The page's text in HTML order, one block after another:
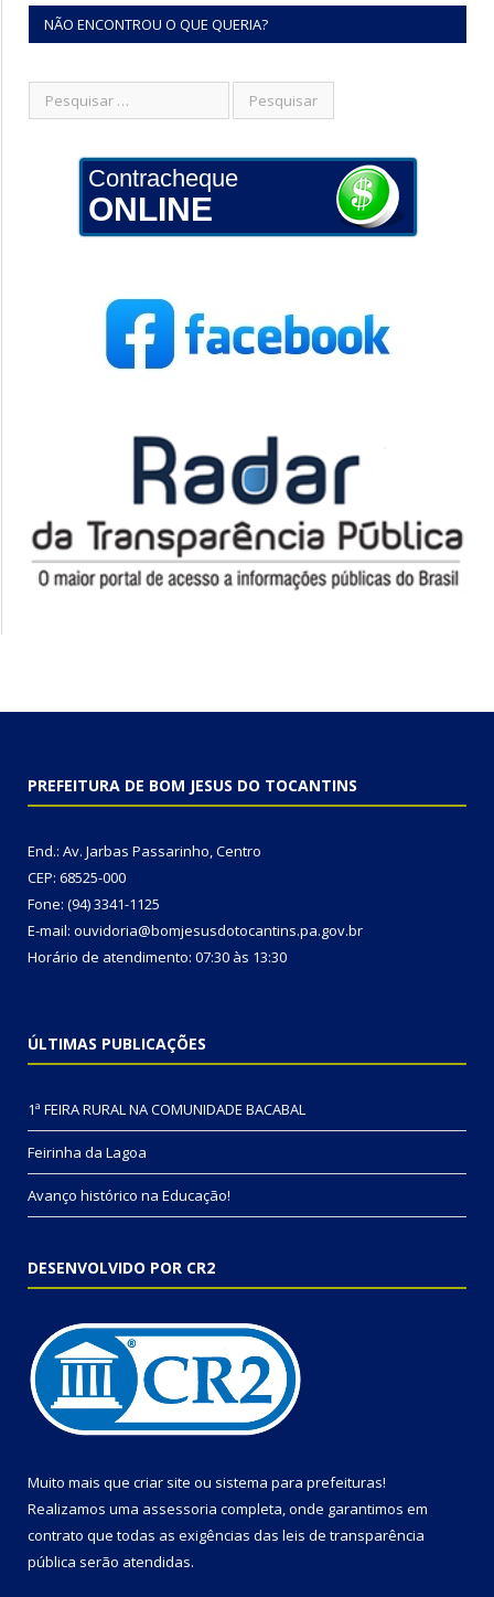
NÃO ENCONTROU O QUE QUERIA?
Contracheque
ONLINE
PREFEITURA DE BOM JESUS DO TOCANTINS
End.: Av. Jarbas Passarinho, Centro
CEP: 68525-000
Fone: (94) 3341-1125
E-mail: ouvidoria@bomjesusdotocantins.pa.gov.br
Horário de atendimento: 07:30 às 13:30
ÚLTIMAS PUBLICAÇÕES
1ª FEIRA RURAL NA COMUNIDADE BACABAL
Feirinha da Lagoa
Avanço histórico na Educação!
DESENVOLVIDO POR CR2
Muito mais que criar site ou sistema para prefeituras!
Realizamos uma assessoria completa, onde garantimos em
contrato que todas as exigências das leis de transparência
pública serão atendidas.